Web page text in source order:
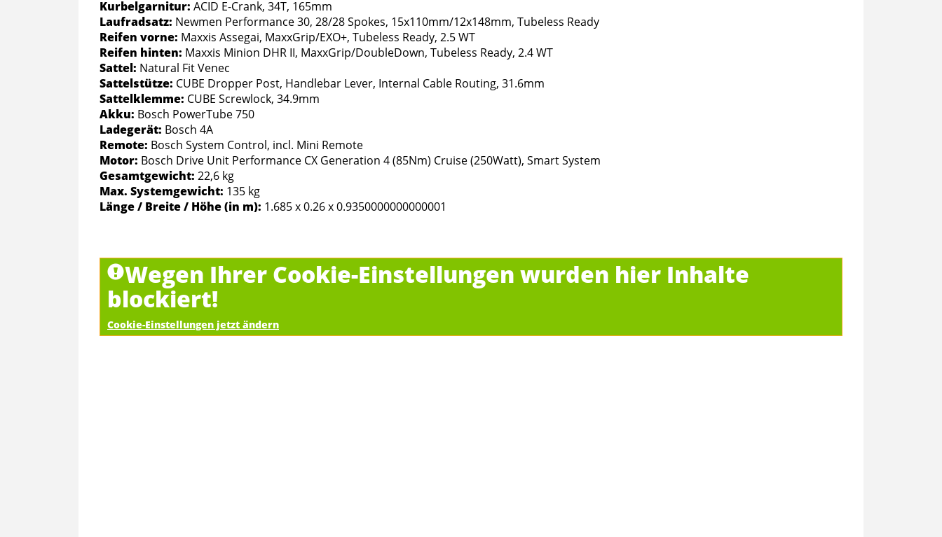
Kurbelgarnitur: ACID E-Crank, 34T, 165mm
Laufradsatz: Newmen Performance 30, 28/28 Spokes, 15x110mm/12x148mm, Tubeless Ready
Reifen vorne: Maxxis Assegai, MaxxGrip/EXO+, Tubeless Ready, 2.5 WT
Reifen hinten: Maxxis Minion DHR II, MaxxGrip/DoubleDown, Tubeless Ready, 2.4 WT
Sattel: Natural Fit Venec
Sattelstütze: CUBE Dropper Post, Handlebar Lever, Internal Cable Routing, 31.6mm
Sattelklemme: CUBE Screwlock, 34.9mm
Akku: Bosch PowerTube 750
Ladegerät: Bosch 4A
Remote: Bosch System Control, incl. Mini Remote
Motor: Bosch Drive Unit Performance CX Generation 4 (85Nm) Cruise (250Watt), Smart System
Gesamtgewicht: 22,6 kg
Max. Systemgewicht: 135 kg
Länge / Breite / Höhe (in m): 1.685 x 0.26 x 0.9350000000000001
Wegen Ihrer Cookie-Einstellungen wurden hier Inhalte
blockiert!
Cookie-Einstellungen jetzt ändern